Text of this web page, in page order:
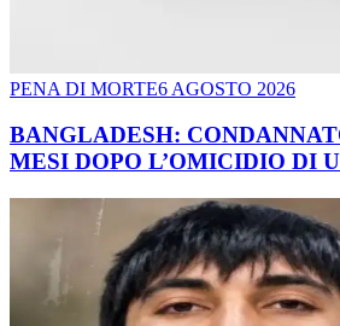
PENA DI MORTE6 AGOSTO 2026
BANGLADESH:
MESI DOPO L’OMICIDIO DI